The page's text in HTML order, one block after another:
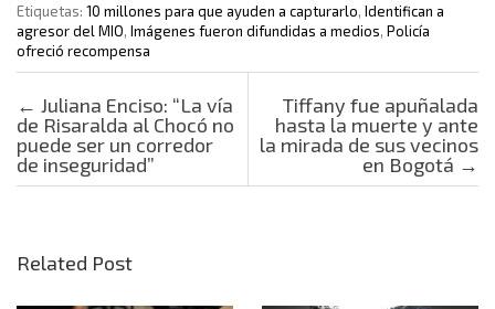
Etiquetas: 10 millones para que ayuden a capturarlo, Identifican a
agresor del MIO, Imágenes fueron difundidas a medios, Policía
ofreció recompensa
Post navigation
← Juliana Enciso: “La vía
de Risaralda al Chocó no
puede ser un corredor
de inseguridad”
Tiffany fue apuñalada
hasta la muerte y ante
la mirada de sus vecinos
en Bogotá →
Related Post